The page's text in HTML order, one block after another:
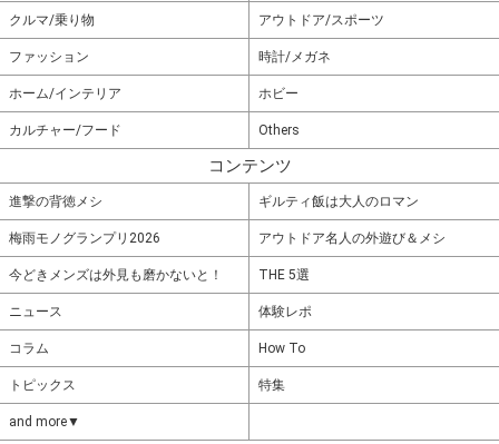
クルマ/乗り物 アウトドア/スポーツ
ファッション 時計/メガネ
ホーム/インテリア ホビー
カルチャー/フード Others
コンテンツ
進撃の背徳メシ ギルティ飯は大人のロマン
梅雨モノグランプリ2026 アウトドア名人の外遊び＆メシ
今どきメンズは外見も磨かないと！ THE 5選
ニュース 体験レポ
コラム How To
トピックス 特集
and more▼